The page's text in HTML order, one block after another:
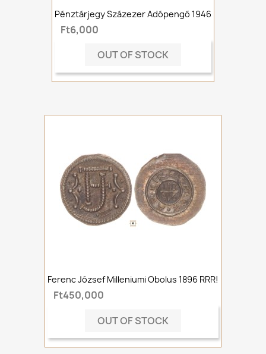
Pénztárjegy Százezer Adópengő 1946
Ft6,000
OUT OF STOCK
Ferenc József Milleniumi Obolus 1896 RRR!
Ft450,000
OUT OF STOCK